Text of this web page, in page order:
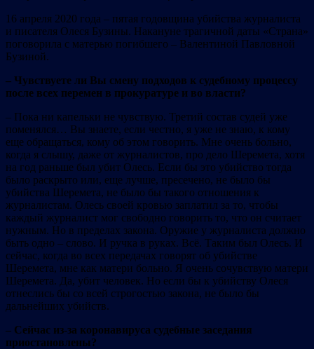
16 апреля 2020 года – пятая годовщина убийства журналиста
и писателя Олеся Бузины. Накануне трагичной даты «Страна»
поговорила с матерью погибшего – Валентиной Павловной
Бузиной.
– Чувствуете ли Вы смену подходов к судебному процессу
после всех перемен в прокуратуре и во власти?
– Пока ни капельки не чувствую. Третий состав судей уже
поменялся… Вы знаете, если честно, я уже не знаю, к кому
еще обращаться, кому об этом говорить. Мне очень больно,
когда я слышу, даже от журналистов, про дело Шеремета, хотя
на год раньше был убит Олесь. Если бы это убийство тогда
было раскрыто или, еще лучше, пресечено, не было бы
убийства Шеремета, не было бы такого отношения к
журналистам. Олесь своей кровью заплатил за то, чтобы
каждый журналист мог свободно говорить то, что он считает
нужным. Но в пределах закона. Оружие у журналиста должно
быть одно – слово. И ручка в руках. Всё. Таким был Олесь. И
сейчас, когда во всех передачах говорят об убийстве
Шеремета, мне как матери больно. Я очень сочувствую матери
Шеремета. Да, убит человек. Но если бы к убийству Олеся
отнеслись бы со всей строгостью закона, не было бы
дальнейших убийств.
– Сейчас из-за коронавируса судебные заседания
приостановлены?